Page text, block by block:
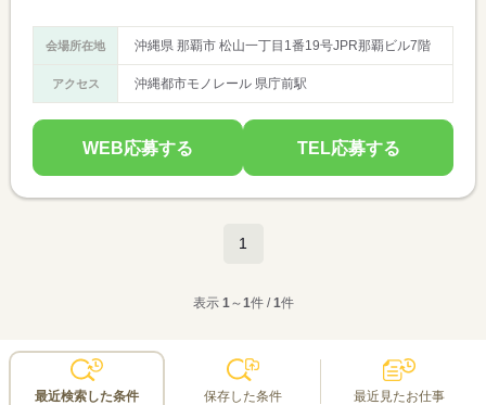
会場所在地 沖縄県 那覇市 松山一丁目1番19号JPR那覇ビル7階
アクセス 沖縄都市モノレール 県庁前駅
WEB応募する TEL応募する
1
表示 1～1件 /1件
最近検索した条件 保存した条件 最近見たお仕事